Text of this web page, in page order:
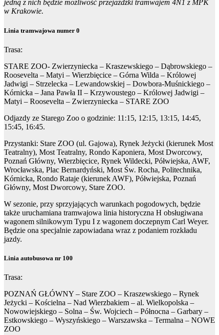
jedną z nich będzie możliwość przejażdżki tramwajem 4N1 z MPK
w Krakowie.
Linia tramwajowa numer 0
Trasa:
STARE ZOO- Zwierzyniecka – Kraszewskiego – Dąbrowskiego –
Roosevelta – Matyi – Wierzbięcice – Górna Wilda – Królowej
Jadwigi – Strzelecka – Lewandowskiej – Dowbora-Muśnickiego –
Kórnicka – Jana Pawła II – Krzywoustego – Królowej Jadwigi –
Matyi – Roosevelta – Zwierzyniecka – STARE ZOO
Odjazdy ze Starego Zoo o godzinie: 11:15, 12:15, 13:15, 14:45,
15:45, 16:45.
Przystanki: Stare ZOO (ul. Gajowa), Rynek Jeżycki (kierunek Most
Teatralny), Most Teatralny, Rondo Kaponiera, Most Dworcowy,
Poznań Główny, Wierzbięcice, Rynek Wildecki, Półwiejska, AWF,
Wrocławska, Plac Bernardyński, Most Św. Rocha, Politechnika,
Kórnicka, Rondo Rataje (kierunek AWF), Półwiejska, Poznań
Główny, Most Dworcowy, Stare ZOO.
W sezonie, przy sprzyjających warunkach pogodowych, będzie
także uruchamiana tramwajowa linia historyczna H obsługiwana
wagonem silnikowym Typu I z wagonem doczepnym Carl Weyer.
Będzie ona specjalnie zapowiadana wraz z podaniem rozkładu
jazdy.
Linia autobusowa nr 100
Trasa:
POZNAŃ GŁÓWNY – Stare ZOO – Kraszewskiego – Rynek
Jeżycki – Kościelna – Nad Wierzbakiem – al. Wielkopolska –
Nowowiejskiego – Solna – Św. Wojciech – Północna – Garbary –
Estkowskiego – Wyszyńskiego – Warszawska – Termalna – NOWE
ZOO